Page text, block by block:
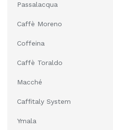
Passalacqua
Caffè Moreno
Coffeina
Caffè Toraldo
Macché
Caffitaly System
Ymala